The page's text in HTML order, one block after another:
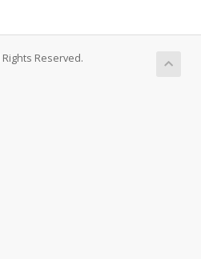
Rights Reserved.